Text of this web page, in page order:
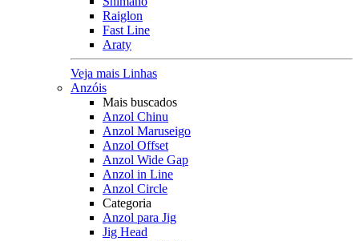
Raiglon
Fast Line
Araty
Veja mais Linhas
Anzóis
Mais buscados
Anzol Chinu
Anzol Maruseigo
Anzol Offset
Anzol Wide Gap
Anzol in Line
Anzol Circle
Categoria
Anzol para Jig
Jig Head